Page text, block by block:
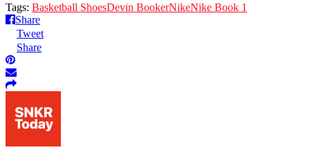
Tags: Basketball ShoesDevin BookerNikeNike Book 1
Share
Tweet
Share